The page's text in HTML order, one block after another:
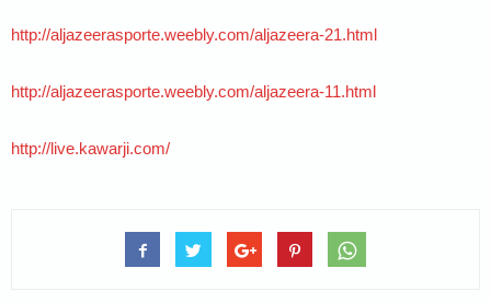
http://aljazeerasporte.weebly.com/aljazeera-21.html
http://aljazeerasporte.weebly.com/aljazeera-11.html
http://live.kawarji.com/